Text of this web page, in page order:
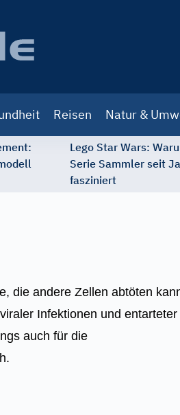
Reisen Natur &
Lego Star Wars:
Serie Sammler seit
fasziniert
die andere Zellen abtöten
Infektionen und entarteter
auch für die